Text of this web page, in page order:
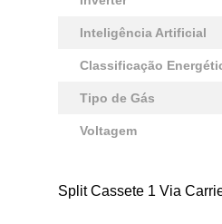
Inteligência Artificial
Classificação
Tipo de Gás
Voltagem
Split Cassete 1 Via